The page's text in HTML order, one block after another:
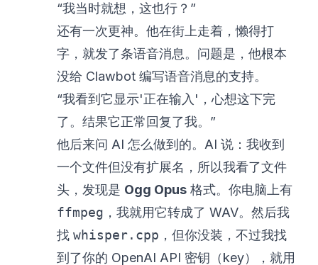
“我当时就想，这也行？”
还有一次更神。他在街上走着，懒得打
字，就发了条语音消息。问题是，他根本
没给 Clawbot 编写语音消息的支持。
“我看到它显示'正在输入'，心想这下完
了。结果它正常回复了我。”
他后来问 AI 怎么做到的。AI 说：我收到
一个文件但没有扩展名，所以我看了文件
头，发现是 Ogg Opus 格式。你电脑上有
ffmpeg ，我就用它转成了 WAV。然后我
找 whisper.cpp ，但你没装，不过我找
到了你的 OpenAI API 密钥（key），就用